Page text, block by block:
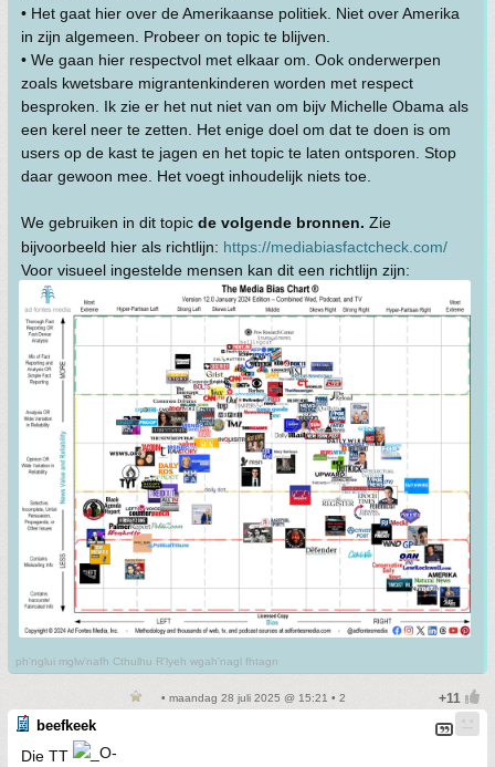
• Het gaat hier over de Amerikaanse politiek. Niet over Amerika
in zijn algemeen. Probeer on topic te blijven.
• We gaan hier respectvol met elkaar om. Ook onderwerpen
zoals kwetsbare migrantenkinderen worden met respect
besproken. Ik zie er het nut niet van om bijv Michelle Obama als
een kerel neer te zetten. Het enige doel om dat te doen is om
users op de kast te jagen en het topic te laten ontsporen. Stop
daar gewoon mee. Het voegt inhoudelijk niets toe.
We gebruiken in dit topic de volgende bronnen. Zie
bijvoorbeeld hier als richtlijn: https://mediabiasfactcheck.com/
Voor visueel ingestelde mensen kan dit een richtlijn zijn:
ph'nglui mglw'nafh Cthulhu R'lyeh wgah'nagl fhtagn
• maandag 28 juli 2025 @ 15:21 • 2
beefkeek
Die TT